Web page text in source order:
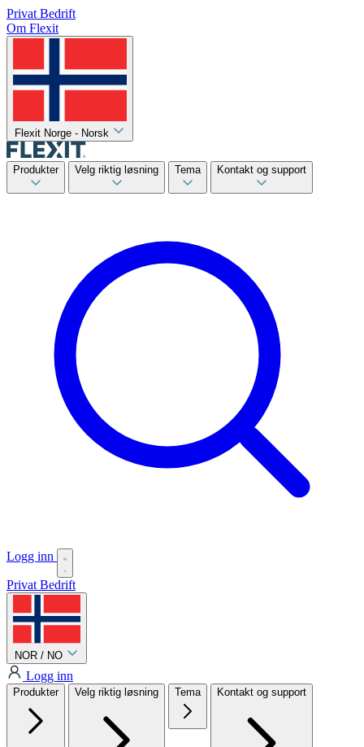
Privat Bedrift
Om Flexit
Flexit Norge - Norsk
Produkter Velg riktig løsning Tema Kontakt og support
Logg inn
Privat Bedrift
NOR / NO
Logg inn
Produkter Velg riktig løsning Tema Kontakt og support